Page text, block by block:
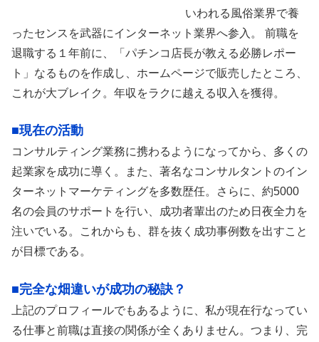
いわれる風俗業界で養
ったセンスを武器にインターネット業界へ参入。 前職を
退職する１年前に、「パチンコ店長が教える必勝レポー
ト」なるものを作成し、ホームページで販売したところ、
これが大ブレイク。年収をラクに越える収入を獲得。
■現在の活動
コンサルティング業務に携わるようになってから、多くの
起業家を成功に導く。また、著名なコンサルタントのイン
ターネットマーケティングを多数歴任。さらに、約5000
名の会員のサポートを行い、成功者輩出のため日夜全力を
注いでいる。これからも、群を抜く成功事例数を出すこと
が目標である。
■完全な畑違いが成功の秘訣？
上記のプロフィールでもあるように、私が現在行なってい
る仕事と前職は直接の関係が全くありません。つまり、完